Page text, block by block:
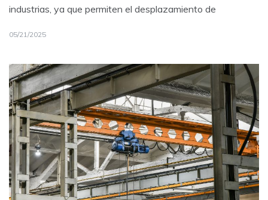
industrias, ya que permiten el desplazamiento de
05/21/2025